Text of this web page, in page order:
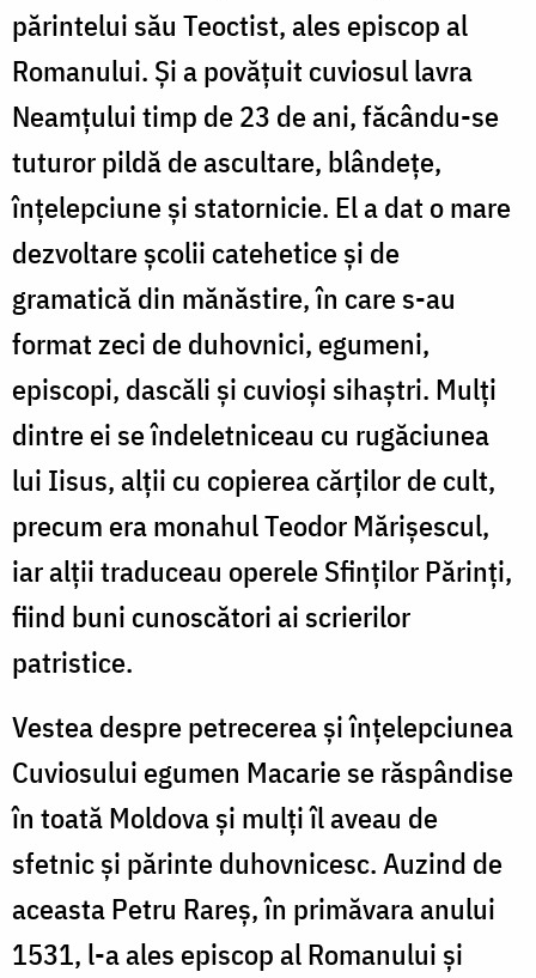
părintelui său Teoctist, ales episcop al
Romanului. Şi a povăţuit cuviosul lavra
Neamţului timp de 23 de ani, făcându-se
tuturor pildă de ascultare, blândeţe,
înţelepciune şi statornicie. El a dat o mare
dezvoltare şcolii catehetice şi de
gramatică din mănăstire, în care s-au
format zeci de duhovnici, egumeni,
episcopi, dascăli şi cuvioşi sihaştri. Mulţi
dintre ei se îndeletniceau cu rugăciunea
lui Iisus, alţii cu copierea cărţilor de cult,
precum era monahul Teodor Mărişescul,
iar alţii traduceau operele Sfinţilor Părinţi,
fiind buni cunoscători ai scrierilor
patristice.
Vestea despre petrecerea şi înţelepciunea
Cuviosului egumen Macarie se răspândise
în toată Moldova şi mulţi îl aveau de
sfetnic şi părinte duhovnicesc. Auzind de
aceasta Petru Rareş, în primăvara anului
1531, l-a ales episcop al Romanului şi